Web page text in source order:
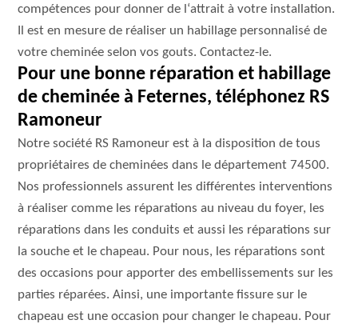
compétences pour donner de l‘attrait à votre installation.
Il est en mesure de réaliser un habillage personnalisé de
votre cheminée selon vos gouts. Contactez-le.
Pour une bonne réparation et habillage
de cheminée à Feternes, téléphonez RS
Ramoneur
Notre société RS Ramoneur est à la disposition de tous
propriétaires de cheminées dans le département 74500.
Nos professionnels assurent les différentes interventions
à réaliser comme les réparations au niveau du foyer, les
réparations dans les conduits et aussi les réparations sur
la souche et le chapeau. Pour nous, les réparations sont
des occasions pour apporter des embellissements sur les
parties réparées. Ainsi, une importante fissure sur le
chapeau est une occasion pour changer le chapeau. Pour